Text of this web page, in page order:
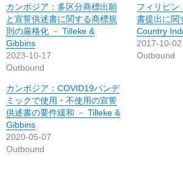
カンボジア：多区分商標出願
と宣誓供述書に関する商標規
則の厳格化 － Tilleke &
Gibbins
2023-10-17
Outbound
フィリピン
書提出に関
Country
2017-10-02
Outbound
カンボジア：COVID19パンデ
ミックで使用・不使用の宣誓
供述書の要件緩和 － Tilleke &
Gibbins
2020-05-07
Outbound